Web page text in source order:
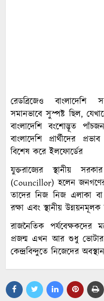
রেডব্রিজেও বাংলাদেশি
সমানভাবে সুস্পষ্ট ছিল,
বাংলাদেশি বংশোদ্ভূত
বাংলাদেশি প্রার্থীদের
বিশেষ করে ইলফোর্ডের
যুক্তরাজ্যের স্থানীয়
(Councillor) হলেন জনগণের
তাদের নিজ নিজ এলাকা বা
রক্ষা এবং স্থানীয় উন্নয়নমূলক
রাজনৈতিক পর্যবেক্ষকদের
প্রজন্ম এখন আর শুধু ভোটার
কেন্দ্রবিন্দুতে নিজেদের